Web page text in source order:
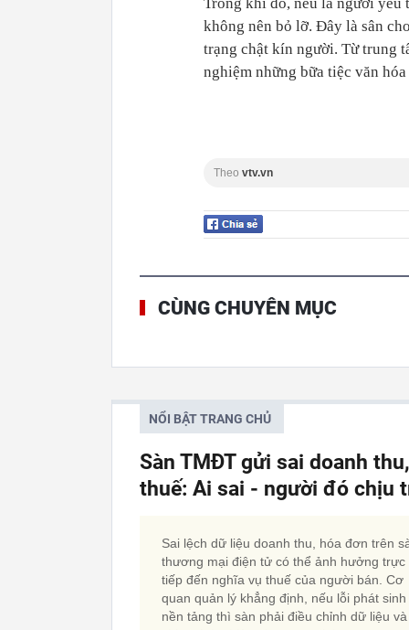
không nên bỏ lỡ. Đây là sân
trạng chật kín người. Từ trung
nghiệm những bữa tiệc văn
Theo vtv.vn
CÙNG CHUYÊN MỤC
NỔI BẬT TRANG CHỦ
Sàn TMĐT gửi sai doanh
thuế: Ai sai - người đó chịu
Sai lệch dữ liệu doanh thu, hóa đơn trên
thương mại điện tử có thể ảnh hưởng trực
tiếp đến nghĩa vụ thuế của người bán. Cơ
quan quản lý khẳng định, nếu lỗi phát
nền tảng thì sàn phải điều chỉnh dữ liệu và